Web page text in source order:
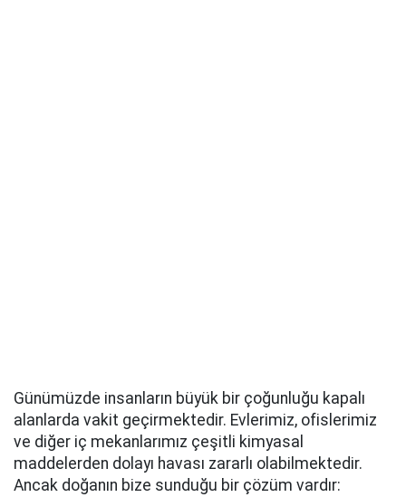
Günümüzde insanların büyük bir çoğunluğu kapalı
alanlarda vakit geçirmektedir. Evlerimiz, ofislerimiz
ve diğer iç mekanlarımız çeşitli kimyasal
maddelerden dolayı havası zararlı olabilmektedir.
Ancak doğanın bize sunduğu bir çözüm vardır: